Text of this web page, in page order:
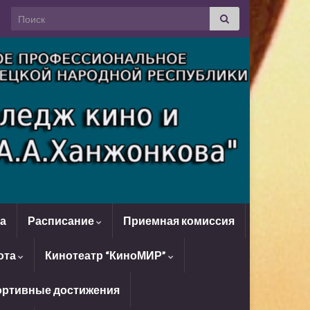
Search for:
Расписание Приемная комиссия
Кинотеатр “КиноМИР”
достижения